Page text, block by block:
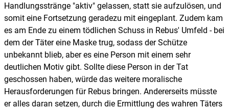
Handlungsstränge "aktiv" gelassen, statt sie aufzulösen, und
somit eine Fortsetzung geradezu mit eingeplant. Zudem kam
es am Ende zu einem tödlichen Schuss in Rebus' Umfeld - bei
dem der Täter eine Maske trug, sodass der Schütze
unbekannt blieb, aber es eine Person mit einem sehr
deutlichen Motiv gibt. Sollte diese Person in der Tat
geschossen haben, würde das weitere moralische
Herausforderungen für Rebus bringen. Andererseits müsste
er alles daran setzen, durch die Ermittlung des wahren Täters